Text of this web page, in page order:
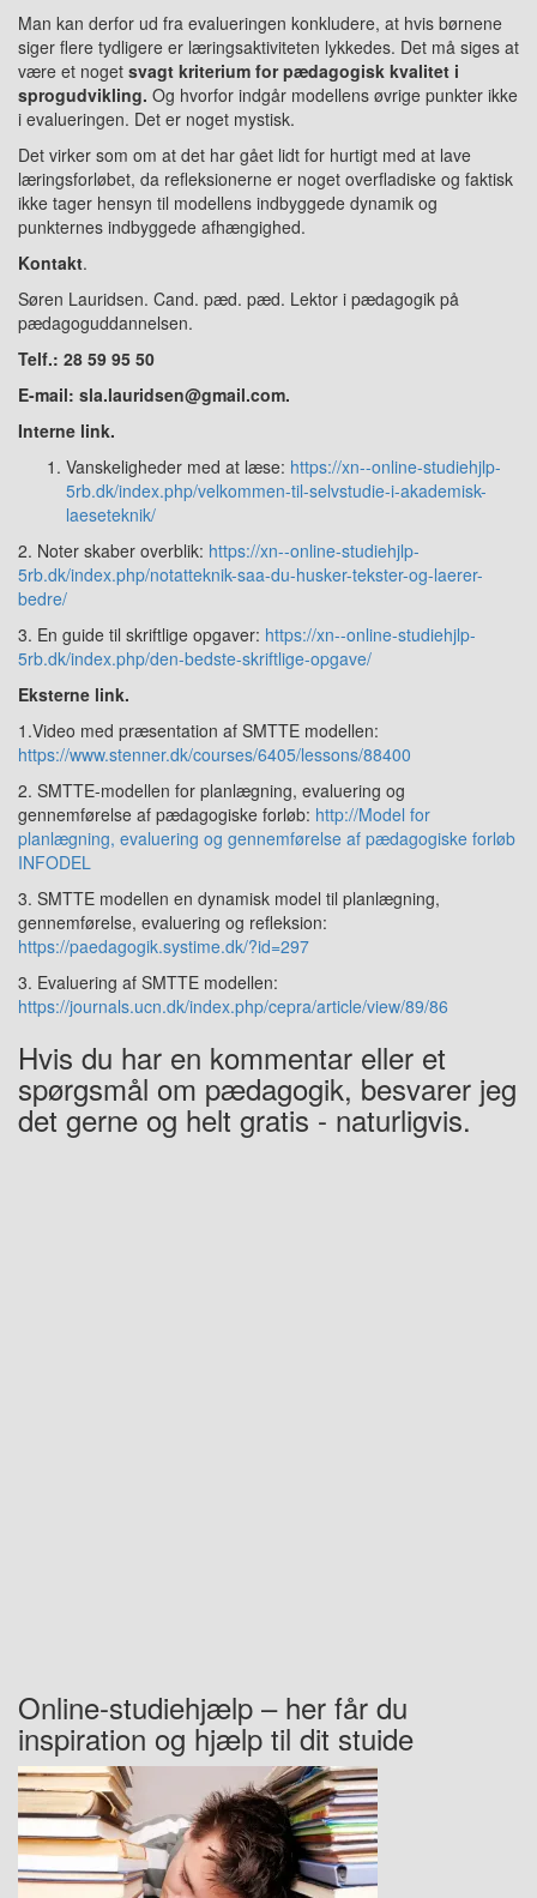
Man kan derfor ud fra evalueringen konkludere, at hvis børnene
siger flere tydligere er læringsaktiviteten lykkedes. Det må siges at
være et noget svagt kriterium for pædagogisk kvalitet i
sprogudvikling. Og hvorfor indgår modellens øvrige punkter ikke
i evalueringen. Det er noget mystisk.
Det virker som om at det har gået lidt for hurtigt med at lave
læringsforløbet, da refleksionerne er noget overfladiske og faktisk
ikke tager hensyn til modellens indbyggede dynamik og
punkternes indbyggede afhængighed.
Kontakt.
Søren Lauridsen. Cand. pæd. pæd. Lektor i pædagogik på
pædagoguddannelsen.
Telf.: 28 59 95 50
E-mail: sla.lauridsen@gmail.com.
Interne link.
Vanskeligheder med at læse: https://xn--online-studiehjlp-
5rb.dk/index.php/velkommen-til-selvstudie-i-akademisk-
laeseteknik/
2. Noter skaber overblik: https://xn--online-studiehjlp-
5rb.dk/index.php/notatteknik-saa-du-husker-tekster-og-laerer-
bedre/
3. En guide til skriftlige opgaver: https://xn--online-studiehjlp-
5rb.dk/index.php/den-bedste-skriftlige-opgave/
Eksterne link.
1.Video med præsentation af SMTTE modellen:
https://www.stenner.dk/courses/6405/lessons/88400
2. SMTTE-modellen for planlægning, evaluering og
gennemførelse af pædagogiske forløb: http://Model for
planlægning, evaluering og gennemførelse af pædagogiske forløb
INFODEL
3. SMTTE modellen en dynamisk model til planlægning,
gennemførelse, evaluering og refleksion:
https://paedagogik.systime.dk/?id=297
3. Evaluering af SMTTE modellen:
https://journals.ucn.dk/index.php/cepra/article/view/89/86
Hvis du har en kommentar eller et
spørgsmål om pædagogik, besvarer jeg
det gerne og helt gratis - naturligvis.
Online-studiehjælp – her får du
inspiration og hjælp til dit stuide